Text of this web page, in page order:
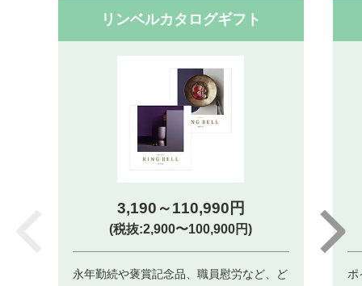
リンベルカタログギフト
3,190～110,990円
(税抜:2,900〜100,900円)
永年勤続や褒賞記念品、職員慰労など、ど
ポ